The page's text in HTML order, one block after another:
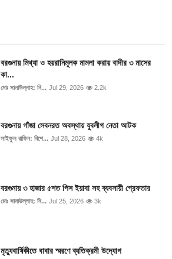
বরগুনায় মিথ্যা ও হয়রানিমূলক মামলা করায় বাদীর ৩ মাসের
কা...
মোঃ সানাউল্লাহ: নি... Jul 29, 2026 2.2k
বরগুনায় গাঁজা সেবনরত অবস্থায় যুবলীগ নেতা আটক
সাইফুল রাফিন: বিশে... Jul 28, 2026 4k
বরগুনায় ৩ হাজার ৫শত পিস ইয়াবা সহ ব্যবসায়ী গ্রেফতার
মোঃ সানাউল্লাহ: নি... Jul 25, 2026 3k
মৃত্যুবার্ষিকীতে বাবার স্মরণে ব্যতিক্রমী উদ্যোগ